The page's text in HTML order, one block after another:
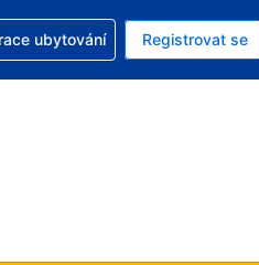
měna: Americký dolar
zvolený jazyk: V češtině
s rezervací
ubytování Registrovat se